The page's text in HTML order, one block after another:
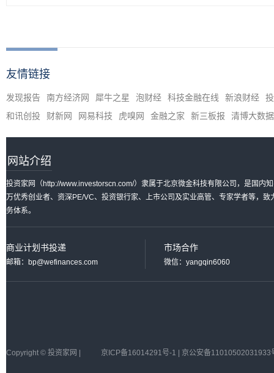
友情链接
发现报告 南方经济网 犀牛之星 泡财经 科技金融在线 新浪财经
和讯创投
财新网 网易科技 虎嗅网 金融之家 新三板报 清博大数据
网站介绍
投资家网（http://www.investorscn.com/）隶属于北京微金科技有限公司，是国内
万优秀创业者、资深PE/VC、投资银行家、上市公司及实业高管、专家学者等，
务体系。
商业计划书投递
邮箱：bp@wefinances.com
市场合作
微信：yangqin6060
Copyright © 投资家网 | 京ICP备16014291号-1 | 京公安备11010502031933